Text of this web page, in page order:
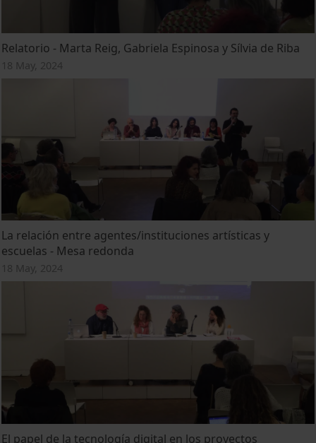
Relatorio - Marta Reig, Gabriela Espinosa y Sílvia de Riba
18 May, 2024
La relación entre agentes/instituciones artísticas y
escuelas - Mesa redonda
18 May, 2024
El papel de la tecnología digital en los proyectos